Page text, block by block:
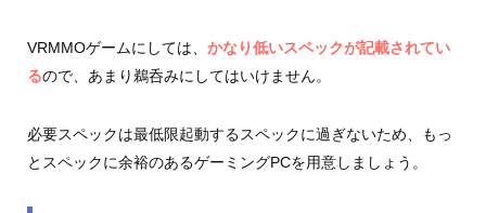
VRMMOゲームにしては、 かなり低いスペックが記載されてい
るので、あまり鵜呑みにしてはいけません。
必要スペックは最低限起動するスペックに過ぎないため、もっ
とスペックに余裕のあるゲーミングPCを用意しましょう。